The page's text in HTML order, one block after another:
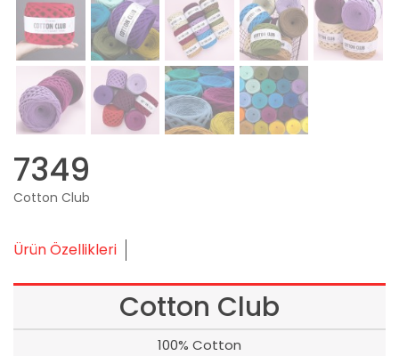
7349
Cotton Club
Ürün Özellikleri
Cotton Club
100% Cotton